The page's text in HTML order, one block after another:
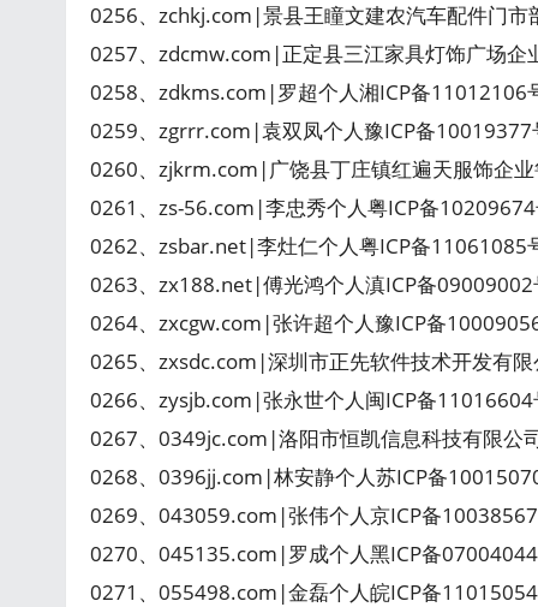
0256、zchkj.com|景县王瞳文建农汽车配件门
0257、zdcmw.com|正定县三江家具灯饰广场企
0258、zdkms.com|罗超个人湘ICP备11012106
0259、zgrrr.com|袁双凤个人豫ICP备10019377
0260、zjkrm.com|广饶县丁庄镇红遍天服饰企
0261、zs-56.com|李忠秀个人粤ICP备
0262、zsbar.net|李灶仁个人粤ICP备11061085
0263、zx188.net|傅光鸿个人滇ICP备09009002
0264、zxcgw.com|张许超个人豫ICP备
0265、zxsdc.com|深圳市正先软件技术开发有
0266、zysjb.com|张永世个人闽ICP备11016604
0267、0349jc.com|洛阳市恒凯信息科技有限公
0268、0396jj.com|林安静个人苏ICP备
0269、043059.com|张伟个人京ICP备
0270、045135.com|罗成个人黑ICP备
0271、055498.com|金磊个人皖ICP备